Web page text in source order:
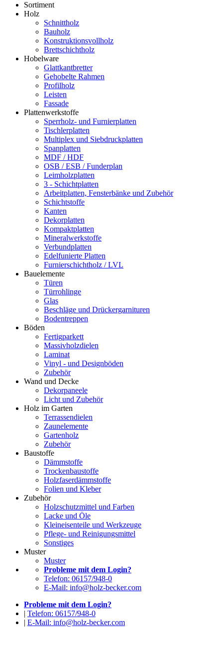
Sortiment
Holz
Schnittholz
Bauholz
Konstruktionsvollholz
Brettschichtholz
Hobelware
Glattkantbretter
Gehobelte Rahmen
Profilholz
Leisten
Fassade
Plattenwerkstoffe
Sperrholz- und Furnierplatten
Tischlerplatten
Multiplex und Siebdruckplatten
Spanplatten
MDF / HDF
OSB / ESB / Funderplan
Leimholzplatten
3 - Schichtplatten
Arbeitplatten, Fensterbänke und Zubehör
Schichtstoffe
Kanten
Dekorplatten
Kompaktplatten
Mineralwerkstoffe
Verbundplatten
Edelfunierte Platten
Furnierschichtholz / LVL
Bauelemente
Türen
Türrohlinge
Glas
Beschläge und Drückergarnituren
Bodentreppen
Böden
Fertigparkett
Massivholzdielen
Laminat
Vinyl - und Designböden
Zubehör
Wand und Decke
Dekorpaneele
Licht und Zubehör
Holz im Garten
Terrassendielen
Zaunelemente
Gartenholz
Zubehör
Baustoffe
Dämmstoffe
Trockenbaustoffe
Holzfaserdämmstoffe
Folien und Kleber
Zubehör
Holzschutzmittel und Farben
Lacke und Öle
Kleineisenteile und Werkzeuge
Pflege- und Reinigungsmittel
Sonstiges
Muster
Muster
Probleme mit dem Login?
Telefon: 06157/948-0
E-Mail: info@holz-becker.com
Probleme mit dem Login?
| Telefon: 06157/948-0
| E-Mail: info@holz-becker.com